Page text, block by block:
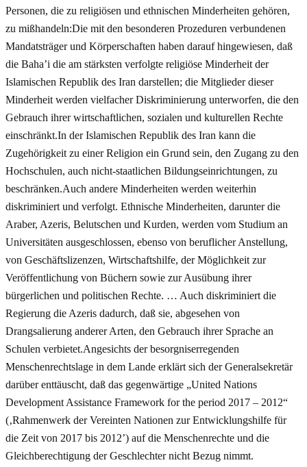
Personen, die zu religiösen und ethnischen Minderheiten gehören,
zu mißhandeln:Die mit den besonderen Prozeduren verbundenen
Mandatsträger und Körperschaften haben darauf hingewiesen, daß
die Baha’i die am stärksten verfolgte religiöse Minderheit der
Islamischen Republik des Iran darstellen; die Mitglieder dieser
Minderheit werden vielfacher Diskriminierung unterworfen, die den
Gebrauch ihrer wirtschaftlichen, sozialen und kulturellen Rechte
einschränkt.In der Islamischen Republik des Iran kann die
Zugehörigkeit zu einer Religion ein Grund sein, den Zugang zu den
Hochschulen, auch nicht-staatlichen Bildungseinrichtungen, zu
beschränken.Auch andere Minderheiten werden weiterhin
diskriminiert und verfolgt. Ethnische Minderheiten, darunter die
Araber, Azeris, Belutschen und Kurden, werden vom Studium an
Universitäten ausgeschlossen, ebenso von beruflicher Anstellung,
von Geschäftslizenzen, Wirtschaftshilfe, der Möglichkeit zur
Veröffentlichung von Büchern sowie zur Ausübung ihrer
bürgerlichen und politischen Rechte. … Auch diskriminiert die
Regierung die Azeris dadurch, daß sie, abgesehen von
Drangsalierung anderer Arten, den Gebrauch ihrer Sprache an
Schulen verbietet.Angesichts der besorgniserregenden
Menschenrechtslage in dem Lande erklärt sich der Generalsekretär
darüber enttäuscht, daß das gegenwärtige „United Nations
Development Assistance Framework for the period 2017 – 2012“
(‚Rahmenwerk der Vereinten Nationen zur Entwicklungshilfe für
die Zeit von 2017 bis 2012’) auf die Menschenrechte und die
Gleichberechtigung der Geschlechter nicht Bezug nimmt.